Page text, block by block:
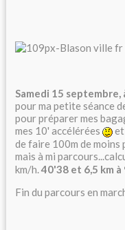
Samedi 15 septembre,
pour ma petite séance
pour préparer mes
mes 10' accélérées
et
de faire 100m de moins
mais à mi
km/h.40'38 et 6,5 km
Fin du parcours en